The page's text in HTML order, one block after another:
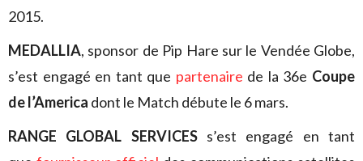
2015.
MEDALLIA, sponsor de Pip Hare sur le Vendée Globe,
s’est engagé en tant que partenaire de la 36e Coupe
de l’America dont le Match débute le 6 mars.
RANGE GLOBAL SERVICESs’est engagé en tant